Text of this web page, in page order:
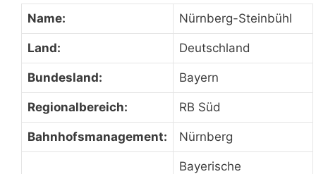
Name: Nürnberg-Steinbühl
Land: Deutschland
Bundesland: Bayern
Regionalbereich: RB Süd
Bahnhofsmanagement: Nürnberg
Bayerische